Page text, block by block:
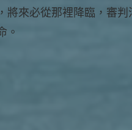
來必從那裡降臨，審判
。